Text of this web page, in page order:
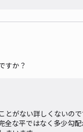
すか？
とがない詳しくないの
全な平ではなく多少勾